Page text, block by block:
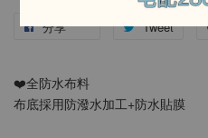
分享 Tweet
❤️全防水布料
布底採用防潑水加工+防水貼膜